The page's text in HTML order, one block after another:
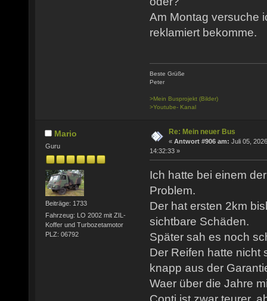
Am Montag versuche
reklamiert bekomme.
Beste Grüße
Peter
>Mein Busprojekt (Bilder)
>Youtube- Kanal
Mario
Guru
Beiträge: 1733
Fahrzeug: LO 2002 mit ZIL-
Koffer und Turbozetamotor
PLZ: 06792
Re: Mein neuer Bus
« Antwort #906 am: Juli 05,
14:32:33 »
Ich hatte bei einem
Problem.
Der hat ersten 2km
sichtbare Schäden.
Später sah es noch
Der Reifen hatte nicht
knapp aus der
Waer über die Jahre